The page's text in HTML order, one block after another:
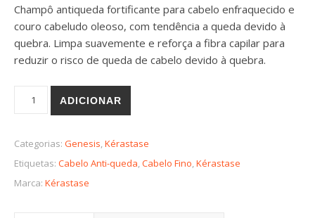
Champô antiqueda fortificante para cabelo enfraquecido e
couro cabeludo oleoso, com tendência a queda devido à
quebra. Limpa suavemente e reforça a fibra capilar para
reduzir o risco de queda de cabelo devido à quebra.
ADICIONAR
Categorias: Genesis,Kérastase
Etiquetas: Cabelo Anti-queda,Cabelo Fino,Kérastase
Marca: Kérastase